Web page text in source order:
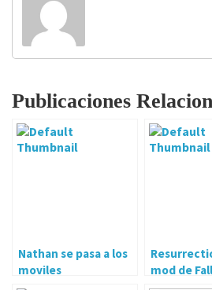
Publicaciones
Nathan se pasa a los
moviles
mod de